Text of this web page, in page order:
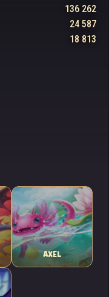
136 262
24 587
18 813
AXEL